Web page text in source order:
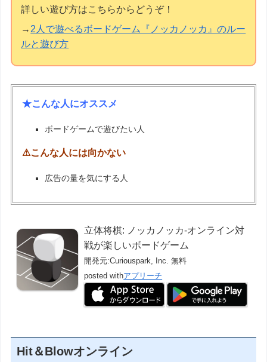
詳しい遊び方はこちらからどうぞ！
→ 2人で遊べるボードゲーム『ノッカノッカ』のルー
ルと遊び方
★こんな人にオススメ
ボードゲームで遊びたい人
⚠こんな人には向かない
広告の量を気にする人
立体将棋: ノッカノッカ-オンライン対
戦が楽しいボードゲーム
開発元:Curiouspark, Inc. 無料
posted withアプリーチ
Hit＆Blowオンライン